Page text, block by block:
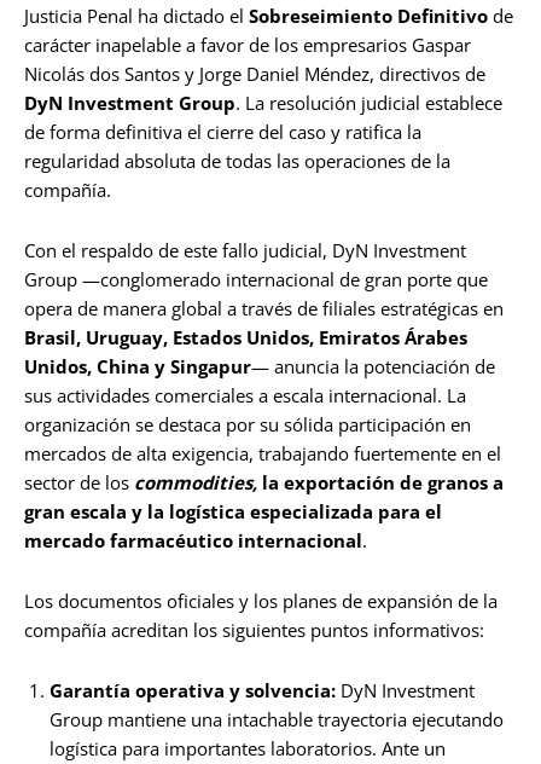
Justicia Penal ha dictado el Sobreseimiento Definitivo de
carácter inapelable a favor de los empresarios Gaspar
Nicolás dos Santos y Jorge Daniel Méndez, directivos de
DyN Investment Group. La resolución judicial establece
de forma definitiva el cierre del caso y ratifica la
regularidad absoluta de todas las operaciones de la
compañía.
Con el respaldo de este fallo judicial, DyN Investment
Group —conglomerado internacional de gran porte que
opera de manera global a través de filiales estratégicas en
Brasil, Uruguay, Estados Unidos, Emiratos Árabes
Unidos, China y Singapur— anuncia la potenciación de
sus actividades comerciales a escala internacional. La
organización se destaca por su sólida participación en
mercados de alta exigencia, trabajando fuertemente en el
sector de los commodities, la exportación de granos a
gran escala y la logística especializada para el
mercado farmacéutico internacional.
Los documentos oficiales y los planes de expansión de la
compañía acreditan los siguientes puntos informativos:
Garantía operativa y solvencia: DyN Investment
Group mantiene una intachable trayectoria ejecutando
logística para importantes laboratorios. Ante un